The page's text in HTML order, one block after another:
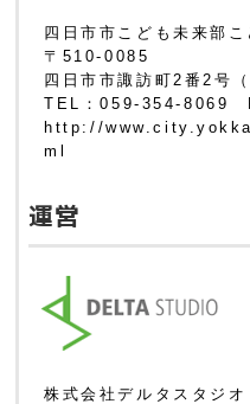
四日市市こども未来部
〒510-0085
四日市市諏訪町2番2号
TEL：059-354-8069
http://
ml
運営
株式会社デルタスタジオ